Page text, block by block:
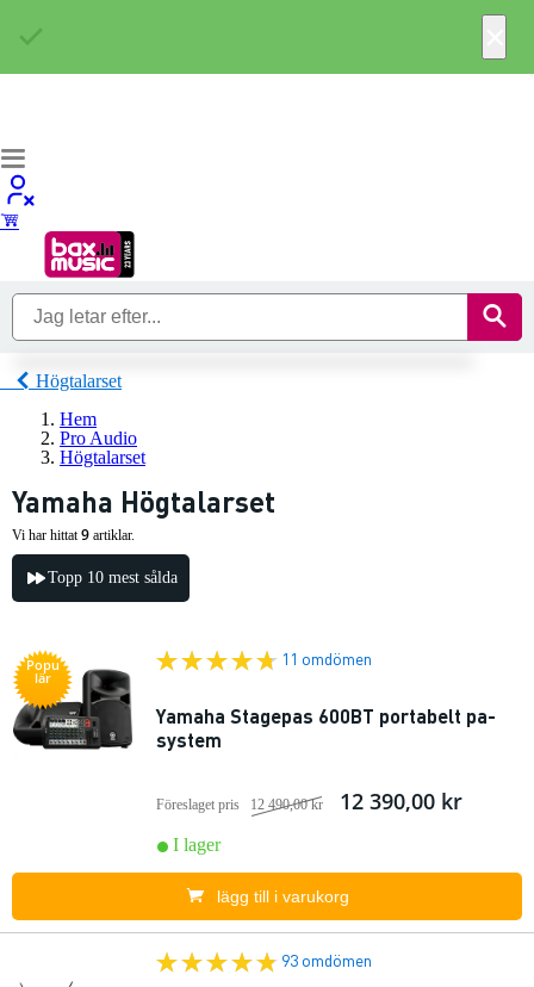
Högtalarset
Hem
Pro Audio
Högtalarset
Yamaha Högtalarset
Vi har hittat9 artiklar.
Topp 10 mest sålda
Popu
lär
11 omdömen
Yamaha Stagepas 600BT portabelt pa-
system
Föreslaget pris 12 490,00 kr 12 390,00 kr
I lager
lägg till i varukorg
93 omdömen